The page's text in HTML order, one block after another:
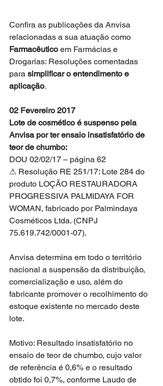
Confira as publicações da Anvisa
relacionadas a sua atuação como
Farmacêutico em Farmácias e
Drogarias: Resoluções comentadas
para simplificar o entendimento e
aplicação.
02 Fevereiro 2017
Lote de cosmético é suspenso pela
Anvisa por ter ensaio insatisfatório de
teor de chumbo:
DOU 02/02/17 – página 62
⚠ Resolução RE 251/17: Lote 284 do
produto LOÇÃO RESTAURADORA
PROGRESSIVA PALMIDAYA FOR
WOMAN, fabricado por Palmindaya
Cosméticos Ltda. (CNPJ
75.619.742/0001-07).
Anvisa determina em todo o território
nacional a suspensão da distribuição,
comercialização e uso, além do
fabricante promover o recolhimento do
estoque existente no mercado deste
lote.
Motivo: Resultado insatisfatório no
ensaio de teor de chumbo, cujo valor
de referência é 0,6% e o resultado
obtido foi 0,7%, conforme Laudo de